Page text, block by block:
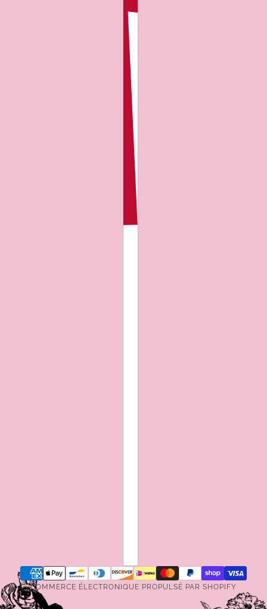
COMMERCE ÉLECTRONIQUE PROPULSÉ PAR SHOPIFY